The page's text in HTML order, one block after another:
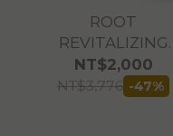
ROOT
REVITALIZING
CREAM 100mL 溫
宮霜 x 2入優惠｜絕
NT$2,000
NT$3,776 -47%